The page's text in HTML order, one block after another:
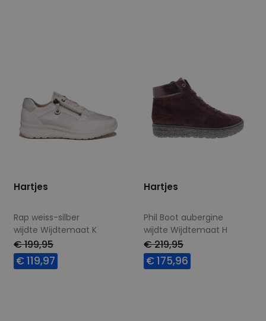
Hartjes
Rap weiss-silber
wijdte Wijdtemaat K
€ 199,95
€ 119,97
Hartjes
Phil Boot aubergine
wijdte Wijdtemaat H
€ 219,95
€ 175,96